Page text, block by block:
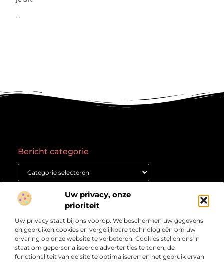
Uw privacy, onze
prioriteit
Uw privacy staat bij ons voorop. We beschermen uw gegevens
en gebruiken cookies en vergelijkbare technologieën om uw
ervaring op onze website te verbeteren. Cookies stellen ons in
staat om gepersonaliseerde advertenties te tonen, de
functionaliteit van de site te optimaliseren en het gebruik ervan
...
Over
Bedrijf
“Het Kennisplatform voor Verdieping en Inspiratie”
Verdiep je in prikkelende artikelen, heldere inzichten en
verhalen die je aan het denken zetten. Welkom bij
Vetlog.nl – jouw startpunt voor betrouwbare en
Onze informatie
Bericht categorie